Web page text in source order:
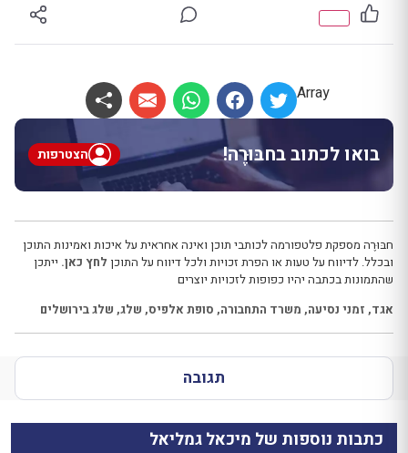
Array
בואו לכתוב בחבּוּרֶה! הצטרפות
חבּוּרֶה מספקת פלטפורמה לכותבי תוכן ואינה אחראית על איכות ואמינות התוכן
ובכלל. לדיווח על טעות או הפרת זכויות ולכל דיווח על התוכן לחץ כאן. ייתכן
שהתמונות בכתבה יהיו כפופות לזכויות יוצרים
אגד, זמני נסיעה, משרד התחבורה, סופת אלפיס, שלג, שלג בירושלים
תגובה
כתבות נוספות של מיכאל גמליאל